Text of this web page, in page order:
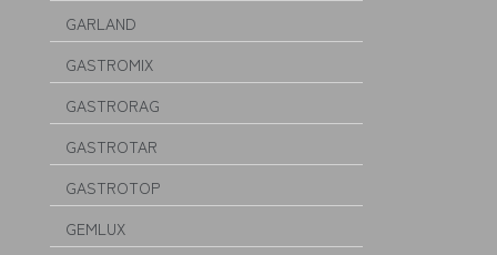
GARLAND
GASTROMIX
GASTRORAG
GASTROTAR
GASTROTOP
GEMLUX